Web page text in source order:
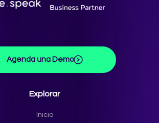
Agenda una Demo
Explorar
Inicio